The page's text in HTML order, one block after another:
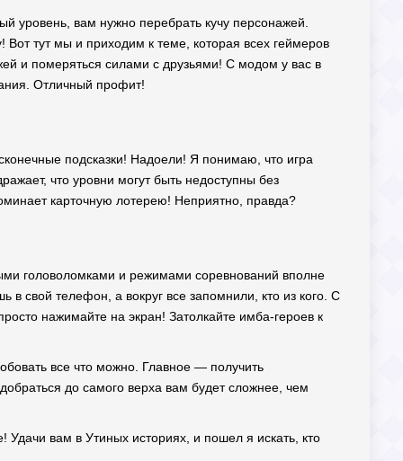
уровень, вам нужно перебрать кучу персонажей.
Вот тут мы и приходим к теме, которая всех геймеров
и померяться силами с друзьями! С модом у вас в
Отличный профит!
подсказки! Надоели! Я понимаю, что игра
что уровни могут быть недоступны без
карточную лотерею! Неприятно, правда?
головоломками и режимами соревнований вполне
свой телефон, а вокруг все запомнили, кто из кого. С
нажимайте на экран! Затолкайте имба-героев к
все что можно. Главное — получить
до самого верха вам будет сложнее, чем
вам в Утиных историях, и пошел я искать, кто